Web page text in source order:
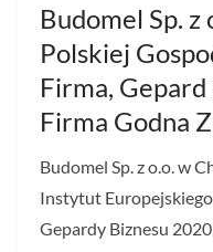
Budomel Sp.
Polskiej
Firma,
Firma Godna
Budomel Sp. z o.o. w
Instytut
Gepardy Biznesu